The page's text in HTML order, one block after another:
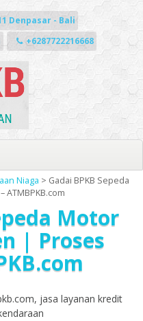
Denpasar - Bali
+6287722216668
Niaga > Gadai BPKB Sepeda
Motor
| Proses
jasa layanan kredit